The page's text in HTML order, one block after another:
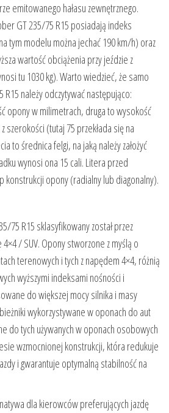
emitowanego hałasu zewnętrznego.
GT 235/75 R15 posiadają indeks
tym modelu można jechać 190 km/h) oraz
wartość obciążenia przy jeździe z
tu 1030 kg). Warto wiedzieć, że samo
należy odczytywać następująco:
opony w milimetrach, druga to wysokość
szerokości (tutaj 75 przekłada się na
to średnica felgi, na jaką należy założyć
wynosi ona 15 cali. Litera przed
konstrukcji opony (radialny lub diagonalny).
75 R15 sklasyfikowany został przez
/ SUV. Opony stworzone z myślą o
terenowych i tych z napędem 4×4, różnią
wyższymi indeksami nośności i
do większej mocy silnika i masy
wykorzystywane w oponach do aut
do tych używanych w oponach osobowych
wzmocnionej konstrukcji, która redukuje
i gwarantuje optymalną stabilność na
dla kierowców preferujących jazdę